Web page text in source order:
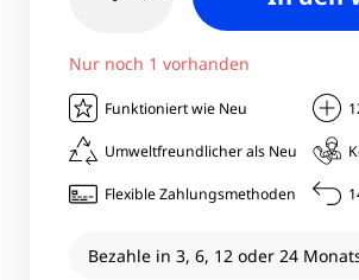
Nur noch 1 vorhanden
Funktioniert wie Neu
Umweltfreundlicher als Neu
Flexible Zahlungsmethoden
Bezahle in 3, 6, 12 oder 24